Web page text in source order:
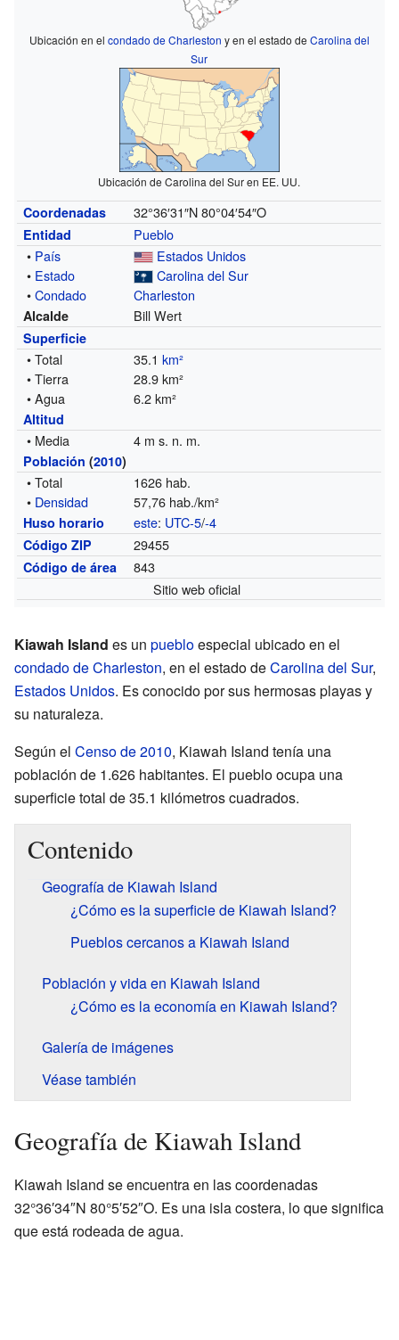
Ubicación en el condado de Charleston y en el estado de Carolina del
Sur
Ubicación de Carolina del Sur en EE. UU.
Coordenadas 32°36′31″N 80°04′54″O
Entidad
Pueblo
• País
Estados Unidos
• Estado
Carolina del Sur
•Condado Charleston
Alcalde Bill Wert
Superficie
• Total 35.1km²
• Tierra
28.9 km²
• Agua
6.2 km²
Altitud
• Media 4 m s. n. m.
Población (2010)
• Total
1626 hab.
• Densidad 57,76 hab./km²
Huso horario este: UTC-5/-4
Código ZIP 29455
Código de área
843
Sitio web oficial
Kiawah Island es un puebloespecial ubicado en el
condado de Charleston, en el estado deCarolina del Sur,
Estados Unidos. Es conocido por sus hermosas playas y
su naturaleza.
Según el Censo de 2010, Kiawah Island tenía una
población de 1.626 habitantes. El pueblo ocupa una
superficie total de 35.1 kilómetros cuadrados.
Contenido
Geografía de Kiawah Island
¿Cómo es la superficie de Kiawah Island?
Pueblos cercanos a Kiawah Island
Población y vida en Kiawah Island
¿Cómo es la economía en Kiawah Island?
Galería de imágenes
Véase también
Geografía de Kiawah Island
Kiawah Island se encuentra en las coordenadas
32°36′34″N 80°5′52″O. Es una isla costera, lo que significa
que está rodeada de agua.